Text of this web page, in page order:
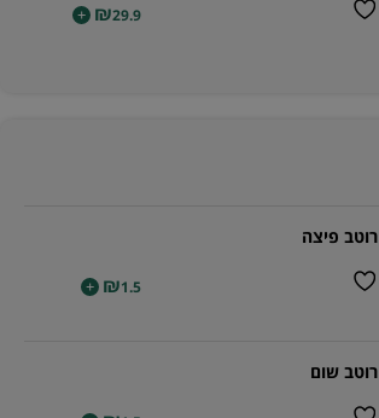
₪29.9
+
רוטב פיצה
₪1.5
+
רוטב שום